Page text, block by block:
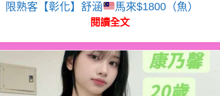
限熟客【彰化】舒涵 馬來$1800（魚）
閱讀全文